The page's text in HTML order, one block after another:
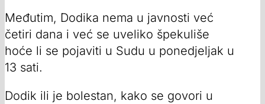
Međutim, Dodika nema u javnosti već
četiri dana i već se uveliko špekuliše
hoće li se pojaviti u Sudu u ponedjeljak u
13 sati.
Dodik ili je bolestan, kako se govori u